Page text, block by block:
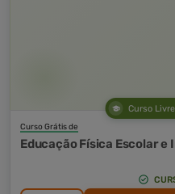
Curso Livre
Curso Grátis de
Educação Física Escolar e